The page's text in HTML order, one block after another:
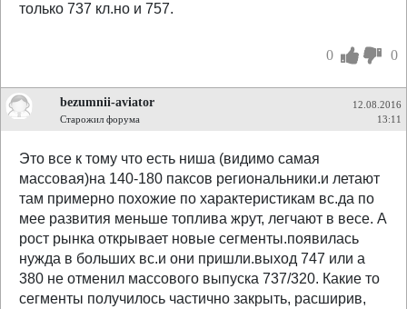
только 737 кл.но и 757.
0 0
bezumnii-aviator
Старожил форума
12.08.2016
13:11
Это все к тому что есть ниша (видимо самая
массовая)на 140-180 паксов региональники.и летают
там примерно похожие по характеристикам вс.да по
мее развития меньше топлива жрут, легчают в весе. А
рост рынка открывает новые сегменты.появилась
нужда в больших вс.и они пришли.выход 747 или а
380 не отменил массового выпуска 737/320. Какие то
сегменты получилось частично закрыть, расширив,